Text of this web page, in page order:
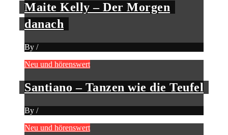
Maite Kelly – Der Morgen
danach
By /
Neu und hörenswert
Santiano – Tanzen wie die Teufel
By /
Neu und hörenswert